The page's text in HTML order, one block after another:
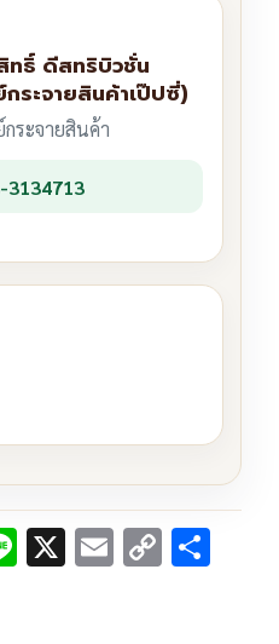
ทธิ์ ดีสทริบิวชั่น
ระจายสินค้าเป๊ปซี่)
ระจายสินค้า
3134713
Li X E C